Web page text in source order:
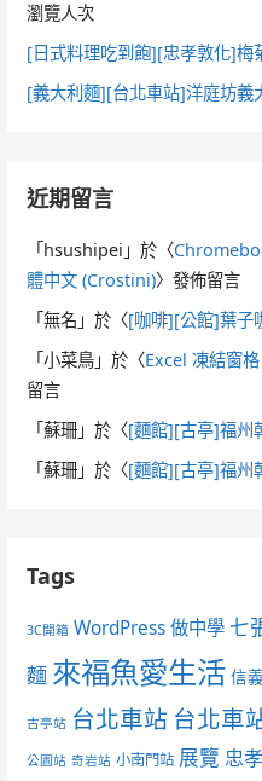
瀏覽人次
[日式料理吃到飽][忠孝敦化]梅
[義大利麵][台北車站]洋庭坊義
近期留言
「 hsushipei 」於〈
體中文 (Crostini)〉發佈留言
「無名 」於〈[咖啡][公館]葉子
「小菜鳥 」於〈Excel 凍結窗
留言
「蘇珊 」於〈[麵館][古亭]福州
「蘇珊 」於〈[麵館][古亭]福州
Tags
3C開箱 WordPress 做中學 七
麵 來福魚愛生活 信
古亭站 台北車站 台北車
公園站 奇岩站 小南門站 展覽 忠